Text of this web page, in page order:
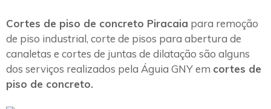
Cortes de piso de concreto Piracaia para remoção
de piso industrial, corte de pisos para abertura de
canaletas e cortes de juntas de dilatação são alguns
dos serviços realizados pela Águia GNY em cortes de
piso de concreto.